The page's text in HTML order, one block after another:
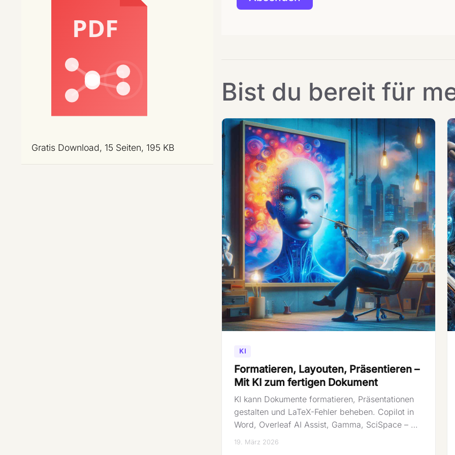
Bist du bereit für
KI
Formatieren, Layouten, Präsentieren –
Mit KI zum fertigen Dokument
KI kann Dokumente formatieren, Präsentationen
gestalten und LaTeX-Fehler beheben. Copilot in
Word, Overleaf AI Assist, Gamma, SciSpace – …
19. März 2026
Gratis Download, 15 Seiten, 195 KB